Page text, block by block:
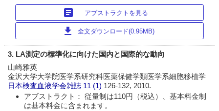
article アブストラクトを見る
download 全文ダウンロード(0.95MB)
3. LA測定の標準化に向けた国内と国際的な動向
山崎雅英
金沢大学大学院医学系研究科医薬保健学類医学系細胞移植学
日本検査血液学会雑誌 11 (1) 126-132, 2010.
アブストラクト： 従量制は110円（税込）、基本料金制
は基本料金に含まれます。